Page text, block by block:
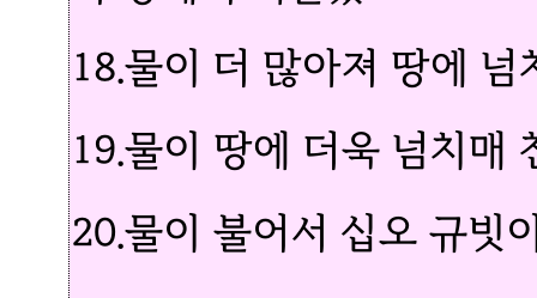
18.물이 더 많아져 땅에
19.물이 땅에 더욱 넘치매
20.물이 불어서 십오 규빗